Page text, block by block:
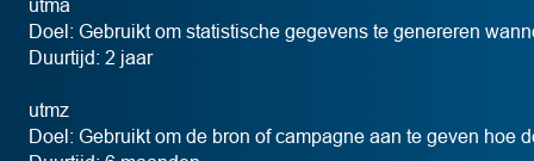
utma
Doel: Gebruikt om statistische gegevens te genereren
Duurtijd: 2 jaar
utmz
Doel: Gebruikt om de bron of campagne aan te geven hoe